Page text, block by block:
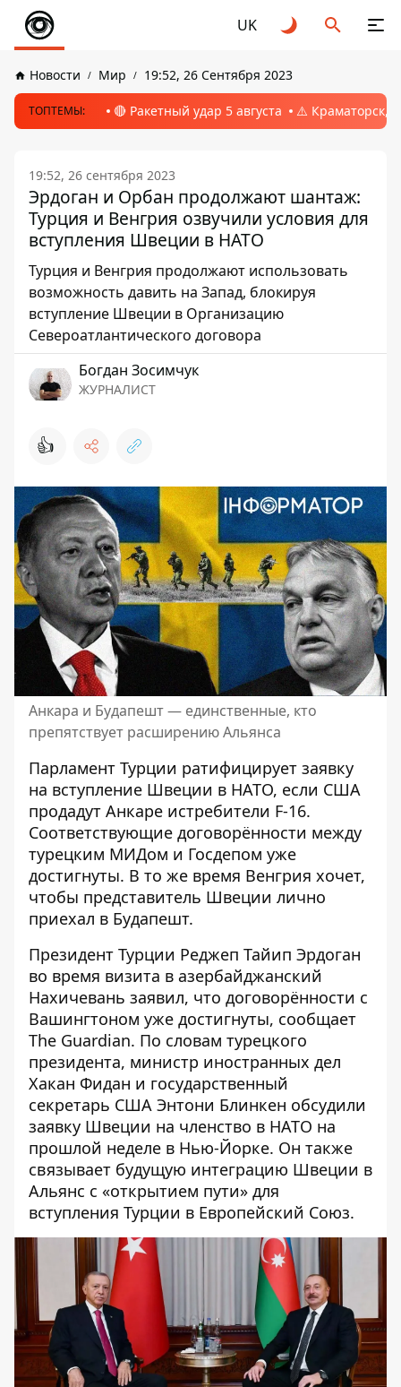
UK
Новости Мир 19:52, 26 Сентября 2023
ТОПТЕМЫ: 🔴 Ракетный удар 5 августа ⚠️ Краматорск,
19:52, 26 сентября 2023
Эрдоган и Орбан продолжают шантаж:
Турция и Венгрия озвучили условия для
вступления Швеции в НАТО
Турция и Венгрия продолжают использовать
возможность давить на Запад, блокируя
вступление Швеции в Организацию
Североатлантического договора
Богдан Зосимчук
ЖУРНАЛИСТ
👍
Анкара и Будапешт — единственные, кто
препятствует расширению Альянса
Парламент Турции ратифицирует заявку
на вступление Швеции в НАТО, если США
продадут Анкаре истребители F-16.
Соответствующие договорённости между
турецким МИДом и Госдепом уже
достигнуты. В то же время Венгрия хочет,
чтобы представитель Швеции лично
приехал в Будапешт.
Президент Турции Реджеп Тайип Эрдоган
во время визита в азербайджанский
Нахичевань заявил, что договорённости с
Вашингтоном уже достигнуты, сообщает
The Guardian. По словам турецкого
президента, министр иностранных дел
Хакан Фидан и государственный
секретарь США Энтони Блинкен обсудили
заявку Швеции на членство в НАТО на
прошлой неделе в Нью-Йорке. Он также
связывает будущую интеграцию Швеции в
Альянс с «открытием пути» для
вступления Турции в Европейский Союз.